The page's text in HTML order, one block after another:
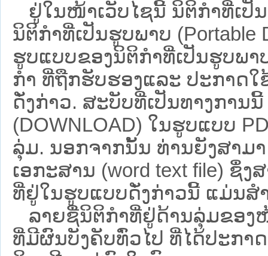
ຢູ່ໃນໜ້າ​ເວັບ​ໄຊ​ນີ້ ນິຕິກຳທີ່ເປັ
ນິຕິກໍາທີ່ເປັນຮູບພາບ (Portable
ຮູບແບບຂອງນິຕິກໍາທີ່ເປັນຮູບພ
ກໍາ ທີ່ຖືກຮັບຮອງແລະ ປະກາດ
ດັ່ງກ່າວ. ສະບັບທີ່ເປັນທາງການ
(DOWNLOAD) ໃນຮູບແບບ
ລຸ່ມ. ນອກຈາກນັ້ນ ທ່ານຍັງສາມ
ເອກະສານ (word text file) ຊຶ່
ທີ່ຢູ່ໃນຮູບແບບດັ່ງກ່າວນີ້ ແມ່ນສ
ລາຍຊື່ນິຕິກຳທີ່ຢູ່ດ້ານລຸ່ມຂອງ
ທີ່ມີຜົນບັງຄັບທົ່ວໄປ ທີ່ໄດ້ປະກ